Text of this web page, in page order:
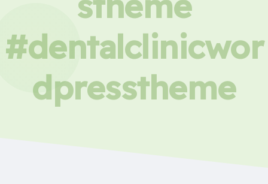
#dentalclinicwor
dpresstheme